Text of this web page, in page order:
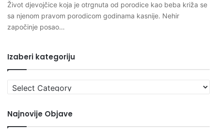
Život djevojčice koja je otrgnuta od porodice kao beba križa se
sa njenom pravom porodicom godinama kasnije. Nehir
započinje posao…
Izaberi kategoriju
Izaberi
kategoriju
Najnovije Objave